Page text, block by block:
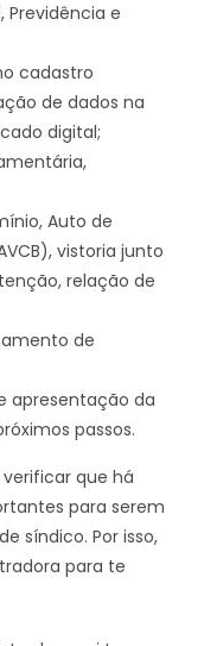
Previdência e
cadastro
de dados na
digital;
Auto de
vistoria junto
relação de
de
apresentação da
passos.
que há
para serem
síndico. Por isso,
para te